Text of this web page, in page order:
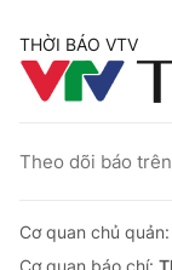
THỜI BÁO VTV
Theo dõi báo trên
Cơ quan chủ
Cơ quan báo chí: